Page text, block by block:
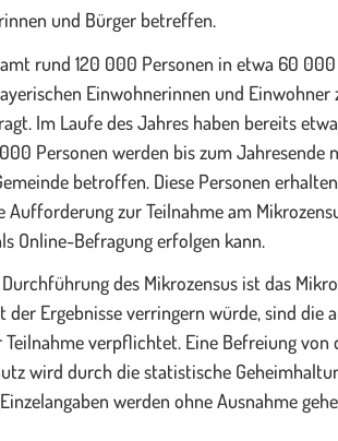
und Bürger betreffen.
rund 120 000 Personen in etwa 60
Einwohnerinnen und Einwohner
Im Laufe des Jahres haben bereits
Personen werden bis zum Jahresende
betroffen. Diese Personen
zur Teilnahme am
Online-Befragung erfolgen kann.
des Mikrozensus ist das
Ergebnisse verringern würde, sind die
Teilnahme verpflichtet. Eine Befreiung
wird durch die statistische
werden ohne Ausnahme